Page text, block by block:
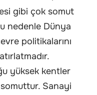
gibi çok somut
nedenle Dünya
politikalarını
yüksek kentler
Sanayi